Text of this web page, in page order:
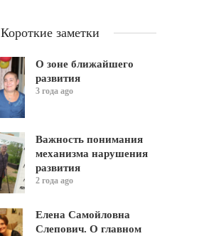
Короткие заметки
О зоне ближайшего
развития
3 года ago
Важность понимания
механизма нарушения
развития
2 года ago
Елена Самойловна
Слепович. О главном